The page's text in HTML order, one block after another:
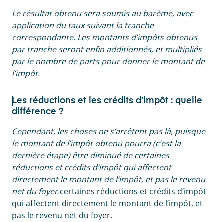
Le résultat obtenu sera soumis au barème, avec
application du taux suivant la tranche
correspondante. Les montants d’impôts obtenus
par tranche seront enfin additionnés, et multipliés
par le nombre de parts pour donner le montant de
l’impôt.
Les réductions et les crédits d’impôt : quelle
différence ?
Cependant, les choses ne s’arrêtent pas là, puisque
le montant de l’impôt obtenu pourra (c’est la
dernière étape) être diminué de certaines
réductions et crédits d’impôt qui affectent
directement le montant de l’impôt, et pas le revenu
net du foyer.certaines réductions et crédits d’impôt
qui affectent directement le montant de l’impôt, et
pas le revenu net du foyer.